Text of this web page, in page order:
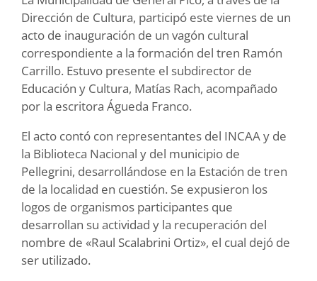
Dirección de Cultura, participó este viernes de un
acto de inauguración de un vagón cultural
correspondiente a la formación del tren Ramón
Carrillo. Estuvo presente el subdirector de
Educación y Cultura, Matías Rach, acompañado
por la escritora Águeda Franco.
El acto contó con representantes del INCAA y de
la Biblioteca Nacional y del municipio de
Pellegrini, desarrollándose en la Estación de tren
de la localidad en cuestión. Se expusieron los
logos de organismos participantes que
desarrollan su actividad y la recuperación del
nombre de «Raul Scalabrini Ortiz», el cual dejó de
ser utilizado.